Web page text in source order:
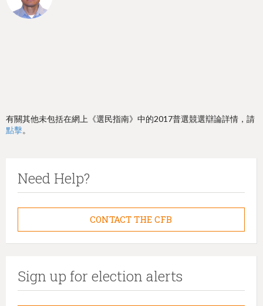
有關其他未包括在網上《選民指南》中的2017普選競選辯論詳情，請
點擊。
Need Help?
CONTACT THE CFB
Sign up for election alerts